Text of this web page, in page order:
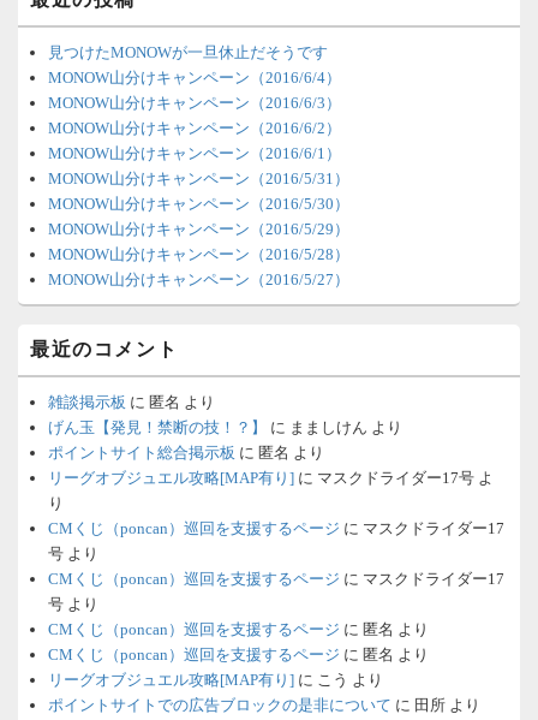
ィ
ジ
ェ
ッ
リ
ア
見つけたMONOWが一旦休止だそうです
MONOW山分けキャンペーン（2016/6/4）
MONOW山分けキャンペーン（2016/6/3）
MONOW山分けキャンペーン（2016/6/2）
MONOW山分けキャンペーン（2016/6/1）
MONOW山分けキャンペーン（2016/5/31）
MONOW山分けキャンペーン（2016/5/30）
MONOW山分けキャンペーン（2016/5/29）
MONOW山分けキャンペーン（2016/5/28）
MONOW山分けキャンペーン（2016/5/27）
最近のコメント
雑談掲示板 に 匿名 より
げん玉【発見！禁断の技！？】
に まましけん より
ポイントサイト総合掲示板 に 匿名 より
リーグオブジュエル攻略[MAP有り] に マスクドライダー17号 よ
り
CMくじ（poncan）巡回を支援するページ に マスクドライダー17
号 より
CMくじ（poncan）巡回を支援するページ に マスクドライダー17
号 より
CMくじ（poncan）巡回を支援するページ に 匿名 より
CMくじ（poncan）巡回を支援するページ に 匿名 より
リーグオブジュエル攻略[MAP有り] に こう より
ポイントサイトでの広告ブロックの是非について に 田所 より